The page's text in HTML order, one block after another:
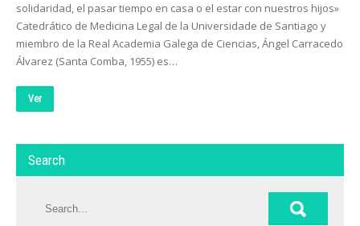
solidaridad, el pasar tiempo en casa o el estar con nuestros hijos»
Catedrático de Medicina Legal de la Universidade de Santiago y
miembro de la Real Academia Galega de Ciencias, Ángel Carracedo
Álvarez (Santa Comba, 1955) es…
Ver
Search